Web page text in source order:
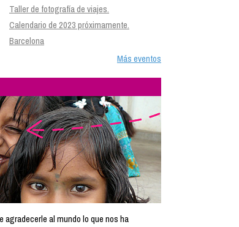
Taller de fotografía de viajes.
Calendario de 2023 próximamente.
Barcelona
Más eventos
agradecerle al mundo lo que nos ha